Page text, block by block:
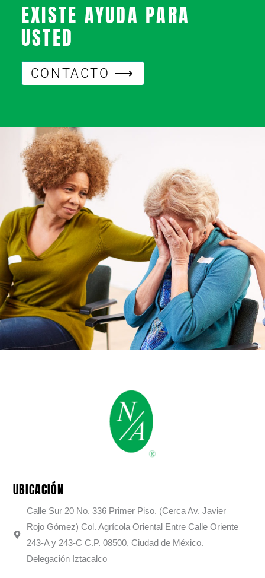
EXISTE AYUDA PARA
USTED
CONTACTO ⟶
UBICACIÓN
Calle Sur 20 No. 336 Primer Piso. (Cerca Av. Javier
Rojo Gómez) Col. Agrícola Oriental Entre Calle Oriente
243-A y 243-C C.P. 08500, Ciudad de México.
Delegación Iztacalco